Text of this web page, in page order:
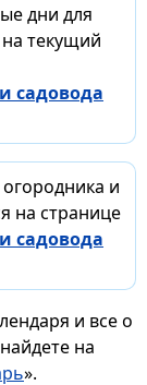
дни для
текущий
садовода
и
на странице
садовода
и все о
на
».